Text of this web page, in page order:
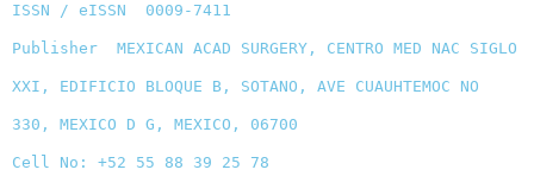
ISSN / eISSN 0009-7411
Publisher MEXICAN ACAD SURGERY, CENTRO MED NAC SIGLO
XXI, EDIFICIO BLOQUE B, SOTANO, AVE CUAUHTEMOC NO
330, MEXICO D G, MEXICO, 06700
Cell No: +52 55 88 39 25 78